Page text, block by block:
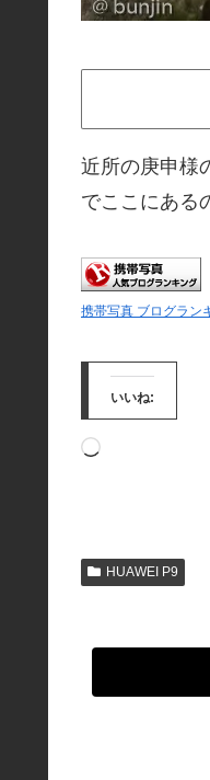
近所の庚申様
でここにある
携帯写真 ブログラン
いいね:
読
み
中…
HUAWEI P9